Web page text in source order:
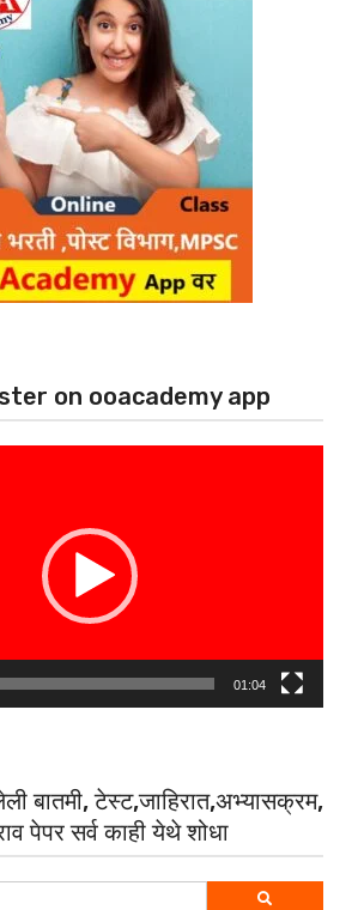
on ooacademy app
01:04
बातमी, टेस्ट,जाहिरात,अभ्यासक्रम,
पेपर सर्व काही येथे शोधा
Search